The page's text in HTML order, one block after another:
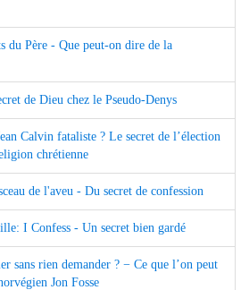
du Père - Que peut-on dire de la
de Dieu chez le Pseudo-Denys
Calvin fataliste ? Le secret de l’élection
chrétienne
de l'aveu - Du secret de confession
I Confess - Un secret bien gardé
sans rien demander ? − Ce que l’on peut
Jon Fosse